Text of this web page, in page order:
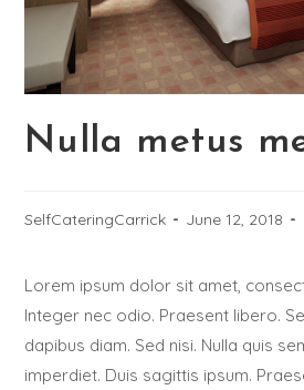
Nulla metus
SelfCateringCarrick June 12, 2018
Lorem ipsum dolor sit amet,
Integer nec odio. Praesent libero.
dapibus diam. Sed nisi. Nulla quis
imperdiet. Duis sagittis ipsum.